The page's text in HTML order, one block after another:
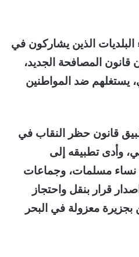
الذين يشاركون في
المصافحة الجديد،
يستغلهم ضد المواطنين
قانون حظر النقاب في
وأدى تطبيقه إلى
نساء مسلمات، وجماعات
قرار بنقل واحتجاز
بجزيرة معزولة في البحر